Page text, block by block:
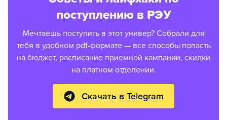
поступлению в РЭУ
Мечтаешь поступить в этот универ? Собрали для
тебя в удобном pdf-формате — все способы попасть
на бюджет, расписание приемной кампании, скидки
на платном отделении.
Скачать в Telegram